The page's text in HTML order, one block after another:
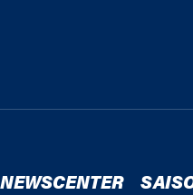
NEWSCENTER